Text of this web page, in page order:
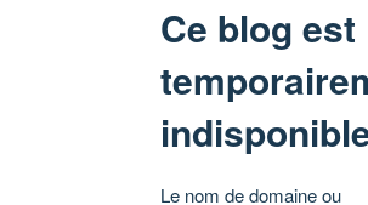
Ce blog est
Le nom de domaine ou